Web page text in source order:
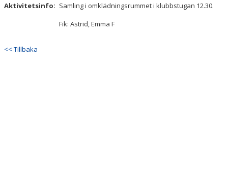
Aktivitetsinfo: Samling i omklädningsrummet i klubbstugan 12.30.
Fik: Astrid, Emma F
<< Tillbaka